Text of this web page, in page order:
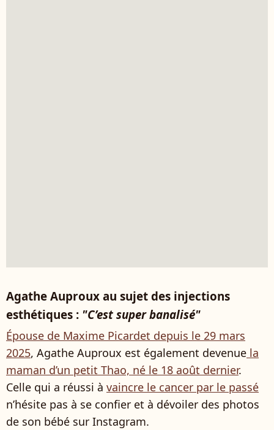
Agathe Auproux au sujet des injections
esthétiques : "C’est super banalisé"
Épouse de Maxime Picardet depuis le 29 mars
2025, Agathe Auproux est également devenue la
maman d’un petit Thao, né le 18 août dernier.
Celle qui a réussi à vaincre le cancer par le passé
n’hésite pas à se confier et à dévoiler des photos
de son bébé sur Instagram.